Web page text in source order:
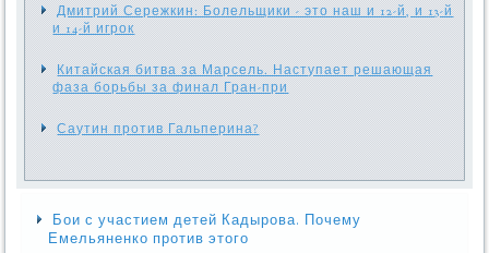
Дмитрий Сережкин: Болельщики - это наш и 12-й, и 13-й
и 14-й игрок
Китайская битва за Марсель. Наступает решающая
фаза борьбы за финал Гран-при
Саутин против Гальперина?
Бои с участием детей Кадырова. Почему
Емельяненко против этого